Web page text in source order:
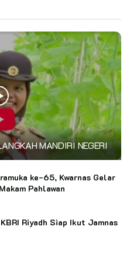
MANDIRI NEGERI
ke-65, Kwarnas Gelar
Pahlawan
Riyadh Siap Ikut Jamnas